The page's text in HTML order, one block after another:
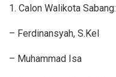
1. Calon Walikota Sabang:
– Ferdinansyah, S.Kel
– Muhammad Isa